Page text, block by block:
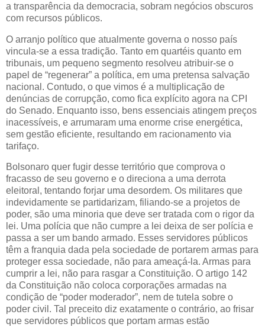
a transparência da democracia, sobram negócios obscuros
com recursos públicos.
O arranjo político que atualmente governa o nosso país
vincula-se a essa tradição. Tanto em quartéis quanto em
tribunais, um pequeno segmento resolveu atribuir-se o
papel de “regenerar” a política, em uma pretensa salvação
nacional. Contudo, o que vimos é a multiplicação de
denúncias de corrupção, como fica explícito agora na CPI
do Senado. Enquanto isso, bens essenciais atingem preços
inacessíveis, e arrumaram uma enorme crise energética,
sem gestão eficiente, resultando em racionamento via
tarifaço.
Bolsonaro quer fugir desse território que comprova o
fracasso de seu governo e o direciona a uma derrota
eleitoral, tentando forjar uma desordem. Os militares que
indevidamente se partidarizam, filiando-se a projetos de
poder, são uma minoria que deve ser tratada com o rigor da
lei. Uma polícia que não cumpre a lei deixa de ser polícia e
passa a ser um bando armado. Esses servidores públicos
têm a franquia dada pela sociedade de portarem armas para
proteger essa sociedade, não para ameaçá-la. Armas para
cumprir a lei, não para rasgar a Constituição. O artigo 142
da Constituição não coloca corporações armadas na
condição de “poder moderador”, nem de tutela sobre o
poder civil. Tal preceito diz exatamente o contrário, ao frisar
que servidores públicos que portam armas estão